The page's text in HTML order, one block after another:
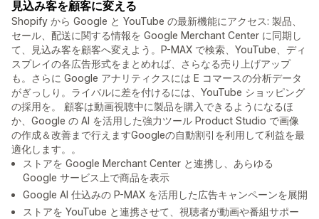
見込み客を顧客に変える
Shopify から Google と YouTube の最新機能にアクセス: 製品、
セール、配送に関する情報を Google Merchant Center に同期し
て、見込み客を顧客へ変えよう。P-MAX で検索、YouTube、ディ
スプレイの各広告形式をまとめれば、さらなる売り上げアップ
も。さらに Google アナリティクスには E コマースの分析データ
がぎっしり。ライバルに差を付けるには、YouTube ショッピング
の採用を。 顧客は動画視聴中に製品を購入できるようになるほ
か、Google の AI を活用した強力ツール Product Studio で画像
の作成＆改善まで行えますGoogleの自動割引を利用して利益を最
適化します。。
ストアを Google Merchant Center と連携し、あらゆる
Google サービス上で商品を表示
Google AI 仕込みの P-MAX を活用した広告キャンペーンを展開
ストアを YouTube と連携させて、視聴者が動画や番組サポー